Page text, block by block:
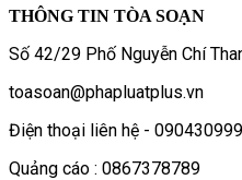
THÔNG TIN TÒA SOẠN
Số 42/29 Phố Nguyễn Chí
toasoan@phapluatplus.vn
Điện thoại liên hệ -
Quảng cáo : 0867378789